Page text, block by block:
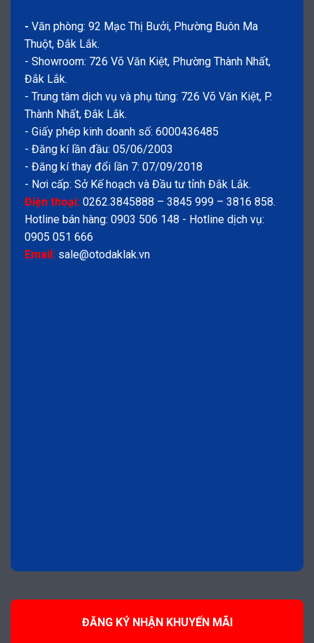
- Văn phòng: 92 Mạc Thị Bưởi, Phường Buôn Ma
Thuột, Đắk Lắk.
- Showroom: 726 Võ Văn Kiệt, Phường Thành Nhất,
Đắk Lắk.
- Trung tâm dịch vụ và phụ tùng: 726 Võ Văn Kiệt, P.
Thành Nhất, Đắk Lắk.
- Giấy phép kinh doanh số: 6000436485
- Đăng kí lần đầu: 05/06/2003
- Đăng kí thay đổi lần 7: 07/09/2018
- Nơi cấp: Sở Kế hoạch và Đầu tư tỉnh Đắk Lắk.
Điện thoại: 0262.3845888 – 3845 999 – 3816 858.
Hotline bán hàng: 0903 506 148 - Hotline dịch vụ:
0905 051 666
Email: sale@otodaklak.vn
ĐĂNG KÝ NHẬN KHUYẾN MÃI